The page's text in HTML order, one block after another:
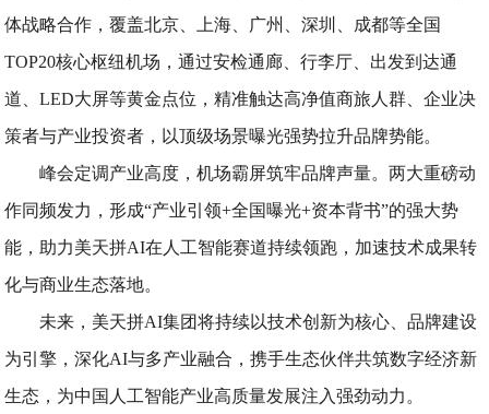
体战略合作，覆盖北京、上海、广州、深圳、成都等全国
TOP20核心枢纽机场，通过安检通廊、行李厅、出发到达通
道、LED大屏等黄金点位，精准触达高净值商旅人群、企业决
策者与产业投资者，以顶级场景曝光强势拉升品牌势能。
峰会定调产业高度，机场霸屏筑牢品牌声量。两大重磅动
作同频发力，形成“产业引领+全国曝光+资本背书”的强大势
能，助力美天拼AI在人工智能赛道持续领跑，加速技术成果转
化与商业生态落地。
未来，美天拼AI集团将持续以技术创新为核心、品牌建设
为引擎，深化AI与多产业融合，携手生态伙伴共筑数字经济新
生态，为中国人工智能产业高质量发展注入强劲动力。